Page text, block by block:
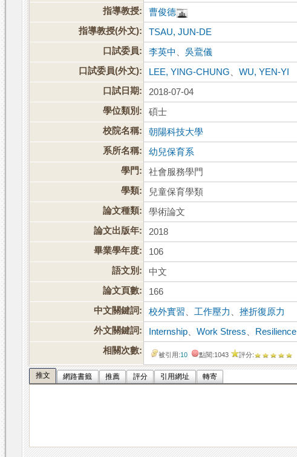
指導教授:
曹俊德
指導教授(外文):
TSAU, JUN-DE
口試委員:
李英中 、吳鷰儀
口試委員(外文):
LEE, YING-CHUNG 、WU, YEN-YI
口試日期:
2018-07-04
學位類別:
碩士
校院名稱:
朝陽科技大學
系所名稱:
幼兒保育系
學門:
社會服務學門
學類:
兒童保育學類
論文種類:
學術論文
論文出版年:
2018
畢業學年度:
106
語文別:
中文
論文頁數:
166
中文關鍵詞:
校外實習 工作壓力 、挫折復原力
外文關鍵詞:
Internship 、Work Stress
Resilience
相關次數:
被引用:10 點閱:1043 評分:
推文 網路書籤 推薦 評分 引用網址 轉寄